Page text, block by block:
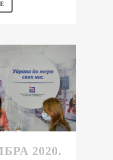
2020.